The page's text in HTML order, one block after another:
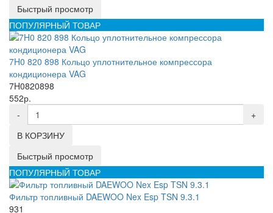
Быстрый просмотр
ПОПУЛЯРНЫЙ ТОВАР
7H0 820 898 Кольцо уплотнительное компрессора
кондиционера VAG
7H0820898
552р.
-
+
В КОРЗИНУ
Быстрый просмотр
ПОПУЛЯРНЫЙ ТОВАР
Фильтр топливный DAEWOO Nex Esp TSN 9.3.1
931